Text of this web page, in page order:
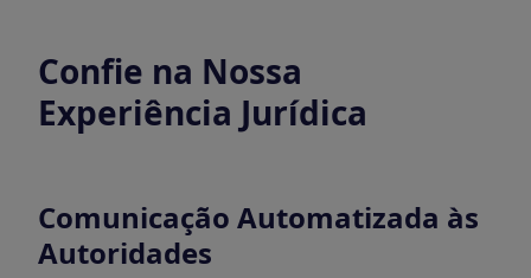
Confie na Nossa
Experiência Jurídica
Comunicação Automatizada às
Autoridades